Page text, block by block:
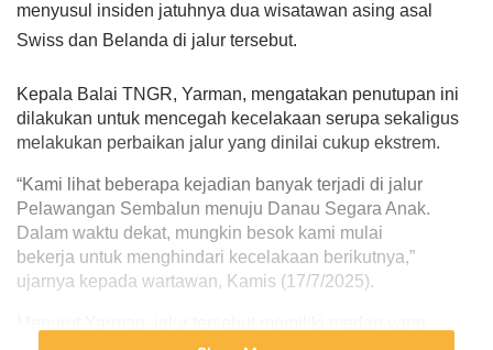
menyusul insiden jatuhnya dua wisatawan asing asal
Swiss dan Belanda di jalur tersebut.
Kepala Balai TNGR, Yarman, mengatakan penutupan ini
dilakukan untuk mencegah kecelakaan serupa sekaligus
melakukan perbaikan jalur yang dinilai cukup ekstrem.
“Kami lihat beberapa kejadian banyak terjadi di jalur
Pelawangan Sembalun menuju Danau Segara Anak.
Dalam waktu dekat, mungkin besok kami mulai
bekerja untuk menghindari kecelakaan berikutnya,”
ujarnya kepada wartawan, Kamis (17/7/2025).